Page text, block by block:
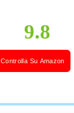
9.8
Controlla Su Amazon